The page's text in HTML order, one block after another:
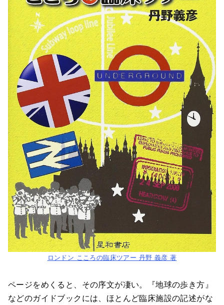
ロンドン こころの臨床ツアー 丹野 義彦 著
ページをめくると、その序文が凄い。『地球の歩き方』
などのガイドブックには、ほとんど臨床施設の記述がな